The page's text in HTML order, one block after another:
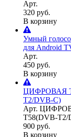
Арт.
320 руб.
В корзину
Умный
для Android
Арт.
450 руб.
В корзину
ЦИФРОВАЯ
T2/DVB-C)
Арт.
T58(DVB-T2/
900 руб.
В корзину